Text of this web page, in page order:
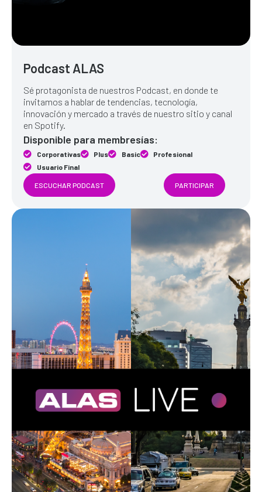
Podcast ALAS
Sé protagonista de nuestros Podcast, en donde te
invitamos a hablar de tendencias, tecnología,
innovación y mercado a través de nuestro sitio y canal
en Spotify.
Disponible para membresías:
Corporativas Plus Basic
Profesional
Usuario Final
ESCUCHAR PODCAST PARTICIPAR